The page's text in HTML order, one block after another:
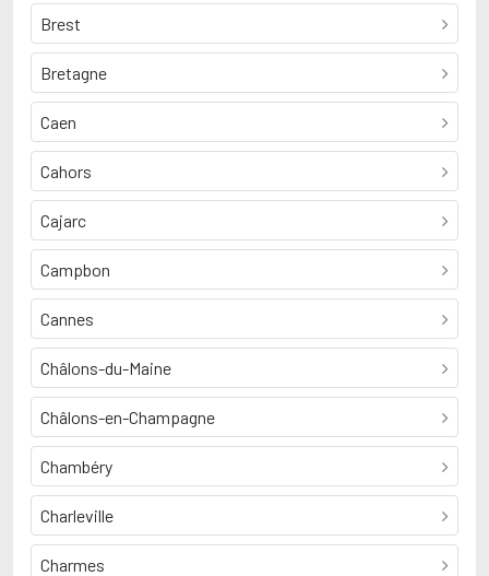
Brest
Bretagne
Caen
Cahors
Cajarc
Campbon
Cannes
Châlons-du-Maine
Châlons-en-Champagne
Chambéry
Charleville
Charmes